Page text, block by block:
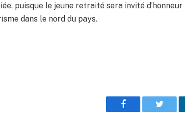
puisque le jeune retraité sera invité d’honneur
dans le nord du pays.
Facebook Twitter